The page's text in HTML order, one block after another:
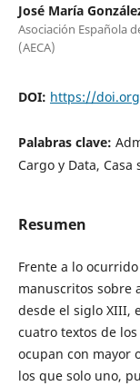
José María
Asociación Española
(AECA)
DOI: https://
Palabras clave:
Cargo y Data,
Resumen
Frente a lo
manuscritos sobre
desde el siglo XIII,
cuatro textos de
ocupan con mayor
los que solo uno,